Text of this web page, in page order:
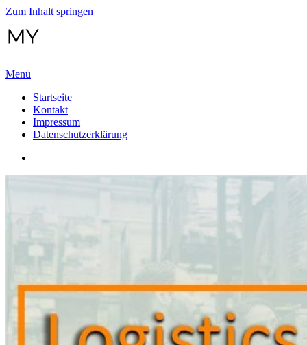
Zum Inhalt springen
MyEventsPortal
Menü
Startseite
Kontakt
Impressum
Datenschutzerklärung